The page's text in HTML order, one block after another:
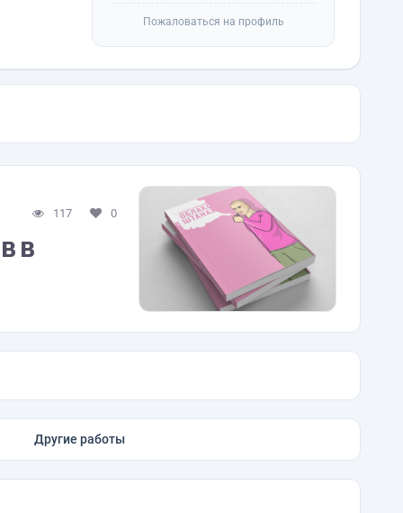
Пожаловаться на профиль
117 0
в
Другие работы